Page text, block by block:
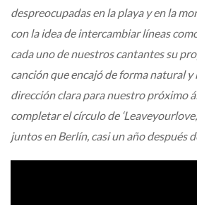
despreocupadas en la playa y en la
con la idea de intercambiar líneas
cada uno de nuestros cantantes su
canción que encajó de forma natural
dirección clara para nuestro próximo
completar el círculo de
juntos en Berlín, casi un año después